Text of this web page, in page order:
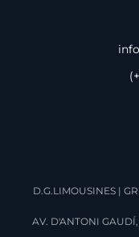
D.G.LIMOUSINES |
AV. D'ANTONI